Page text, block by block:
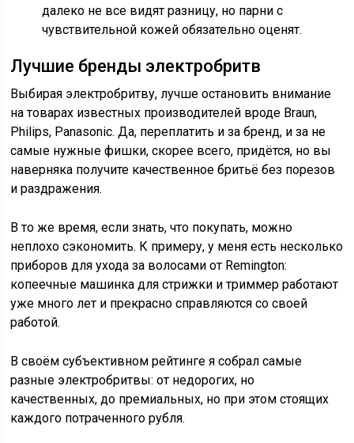
далеко не все видят разницу, но парни с
чувствительной кожей обязательно оценят.
Лучшие бренды электробритв
Выбирая электробритву, лучше остановить внимание
на товарах известных производителей вроде Braun,
Philips, Panasonic. Да, переплатить и за бренд, и за не
самые нужные фишки, скорее всего, придётся, но вы
наверняка получите качественное бритьё без порезов
и раздражения.
В то же время, если знать, что покупать, можно
неплохо сэкономить. К примеру, у меня есть несколько
приборов для ухода за волосами от Remington:
копеечные машинка для стрижки и триммер работают
уже много лет и прекрасно справляются со своей
работой.
В своём субъективном рейтинге я собрал самые
разные электробритвы: от недорогих, но
качественных, до премиальных, но при этом стоящих
каждого потраченного рубля.